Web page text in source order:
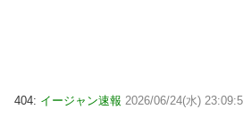
404: イージャン速報 2026/06/24(水)